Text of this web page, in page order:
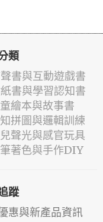
類
書與互動遊戲書
書與學習認知書
繪本與故事書
拼圖與邏輯訓練
聲光與感官玩具
著色與手作DIY
蹤
惠與新產品資訊